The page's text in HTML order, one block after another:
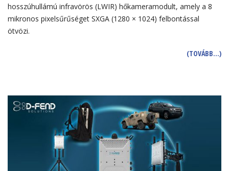
hosszúhullámú infravörös (LWIR) hőkameramodult, amely a 8
mikronos pixelsűrűséget SXGA (1280 × 1024) felbontással
ötvözi.
(TOVÁBB…)